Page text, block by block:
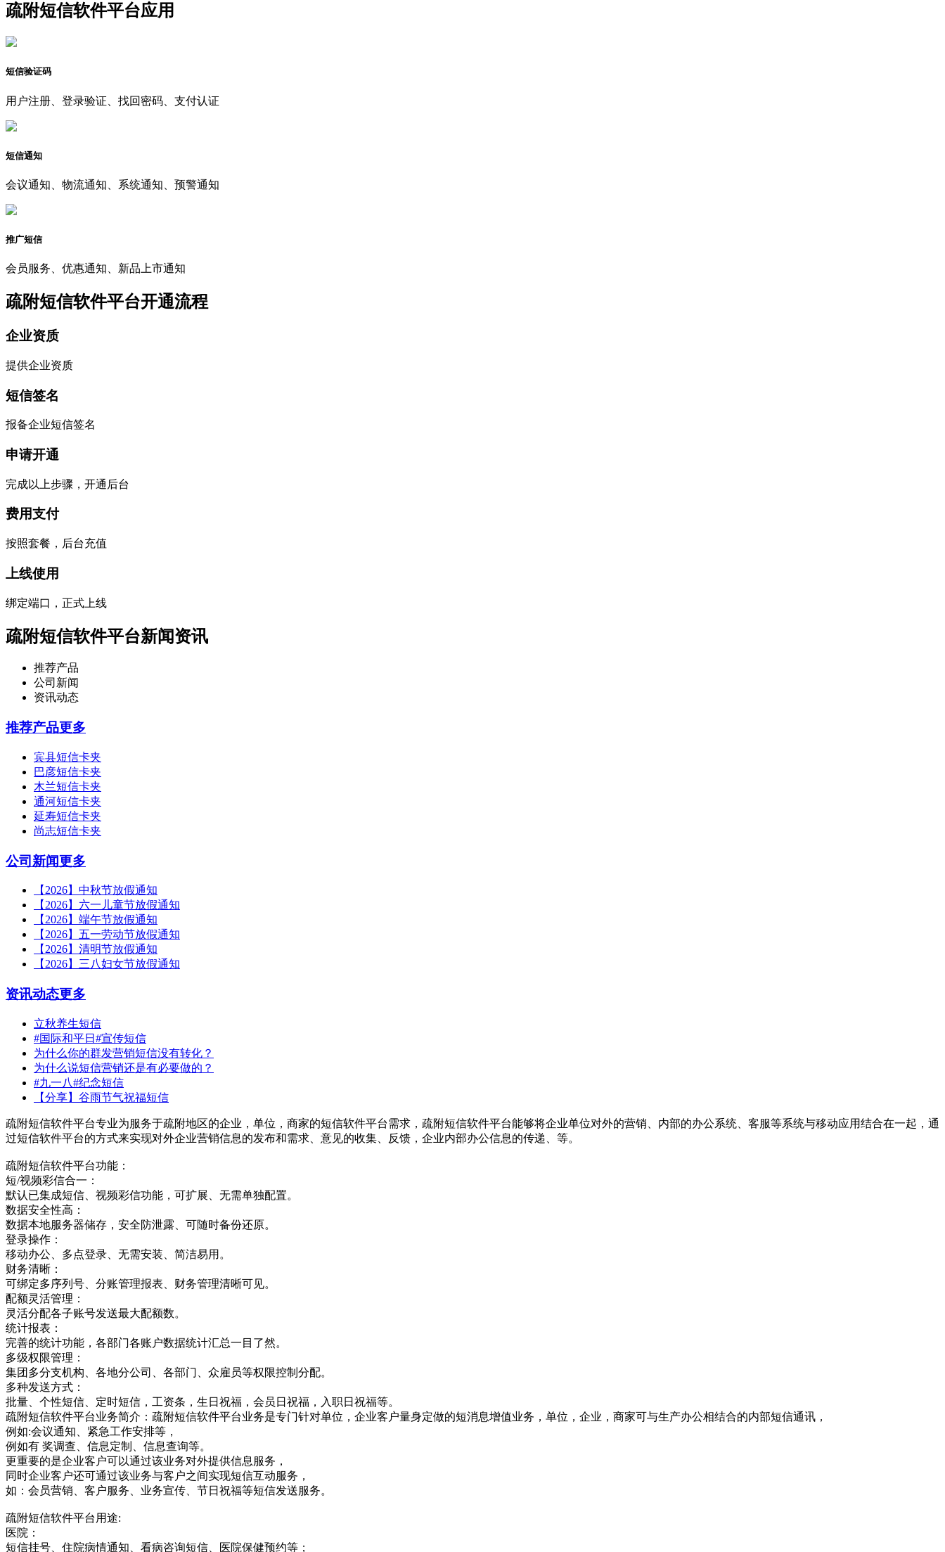
疏附短信软件平台应用
短信验证码
用户注册、登录验证、找回密码、支付认证
短信通知
会议通知、物流通知、系统通知、预警通知
推广短信
会员服务、优惠通知、新品上市通知
疏附短信软件平台开通流程
企业资质
提供企业资质
短信签名
报备企业短信签名
申请开通
完成以上步骤，开通后台
费用支付
按照套餐，后台充值
上线使用
绑定端口，正式上线
疏附短信软件平台新闻资讯
推荐产品
公司新闻
资讯动态
推荐产品更多
宾县短信卡夹
巴彦短信卡夹
木兰短信卡夹
通河短信卡夹
延寿短信卡夹
尚志短信卡夹
公司新闻更多
【2026】中秋节放假通知
【2026】六一儿童节放假通知
【2026】端午节放假通知
【2026】五一劳动节放假通知
【2026】清明节放假通知
【2026】三八妇女节放假通知
资讯动态更多
立秋养生短信
#国际和平日#宣传短信
为什么你的群发营销短信没有转化？
为什么说短信营销还是有必要做的？
#九一八#纪念短信
【分享】谷雨节气祝福短信
疏附短信软件平台专业为服务于疏附地区的企业，单位，商家的短信软件平台需求，疏附短信软件平台能够将企业单位对外的营销、内部的办公系统、客服等系统与移动应用结合在一起，通
过短信软件平台的方式来实现对外企业营销信息的发布和需求、意见的收集、反馈，企业内部办公信息的传递、等。
疏附短信软件平台功能：
短/视频彩信合一：
默认已集成短信、视频彩信功能，可扩展、无需单独配置。
数据安全性高：
数据本地服务器储存，安全防泄露、可随时备份还原。
登录操作：
移动办公、多点登录、无需安装、简洁易用。
财务清晰：
可绑定多序列号、分账管理报表、财务管理清晰可见。
配额灵活管理：
灵活分配各子账号发送最大配额数。
统计报表：
完善的统计功能，各部门各账户数据统计汇总一目了然。
多级权限管理：
集团多分支机构、各地分公司、各部门、众雇员等权限控制分配。
多种发送方式：
批量、个性短信、定时短信，工资条，生日祝福，会员日祝福，入职日祝福等。
疏附短信软件平台业务简介：疏附短信软件平台业务是专门针对单位，企业客户量身定做的短消息增值业务，单位，企业，商家可与生产办公相结合的内部短信通讯，
例如:会议通知、紧急工作安排等，
例如有 奖调查、信息定制、信息查询等。
更重要的是企业客户可以通过该业务对外提供信息服务，
同时企业客户还可通过该业务与客户之间实现短信互动服务，
如：会员营销、客户服务、业务宣传、节日祝福等短信发送服务。
疏附短信软件平台用途:
医院：
短信挂号、住院病情通知、看病咨询短信、医院保健预约等；